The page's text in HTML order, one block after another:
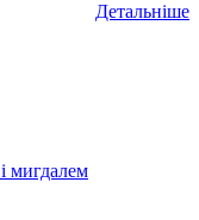
Детальніше
мигдалем